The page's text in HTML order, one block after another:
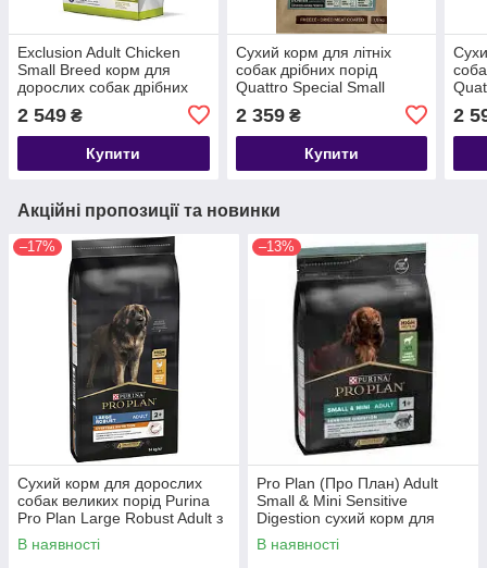
Exclusion Adult Сhicken
Small Breed корм для
дорослих собак дрібних
2 549 ₴
Купити
Сухий корм для літніх
собак дрібних порід
Quattro Special Small
рибою, 7 кг
2 359₴
Купити
2
Акційні пропозиції та новинки
–17%
Сухий корм для дорослих
собак великих порід Purina
Pro Plan Large Robust Adult з
куркою 14 кг
В наявності
–13%
Pro Plan (Про План) Adult
Small & Mini Sensitive
Digestion сухий корм для
дрібних порід з ягнятком, 7 кг
В наявності